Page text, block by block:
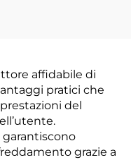
affidabile di
pratici che
del
grazie a